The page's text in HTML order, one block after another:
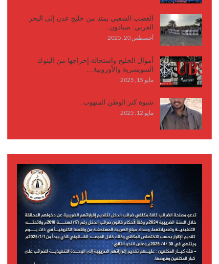
الغضب الشعبي يمتد من خليج عدن إلى البحر
العربي: صيادون…
أغسطس 20, 2025
أموال الخليج واستحالة إخراجها من البنوك
السويسرية والأوروبية…
مايو 15, 2025
شبوة كنز الوطن المنهوب..
مايو 12, 2025